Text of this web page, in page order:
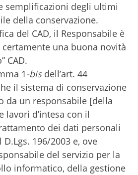
semplificazioni degli ultimi
della conservazione.
del CAD, il Responsabile è
una buona novità
CAD.
1 -bisdell’art. 44
il sistema di conservazione
da un responsabile [della
lavori d’intesa con il
dei dati personali
D.Lgs. 196/2003 e, ove
del servizio per la
informatico, della gestione